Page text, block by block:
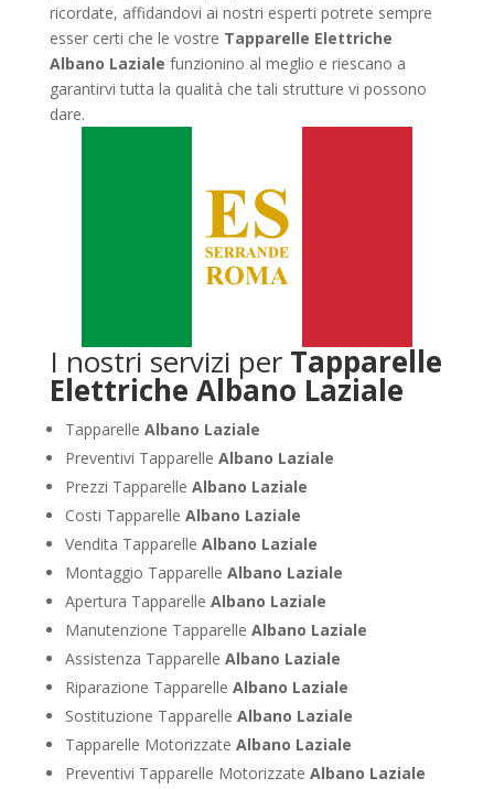
ricordate, affidandovi ai nostri esperti potrete sempre
esser certi che le vostre Tapparelle Elettriche
Albano Laziale funzionino al meglio e riescano a
garantirvi tutta la qualità che tali strutture vi possono
dare.
I nostri servizi per Tapparelle
Elettriche Albano Laziale
Tapparelle Albano Laziale
Preventivi Tapparelle Albano Laziale
Prezzi Tapparelle Albano Laziale
Costi Tapparelle Albano Laziale
Vendita Tapparelle Albano Laziale
Montaggio Tapparelle Albano Laziale
Apertura Tapparelle Albano Laziale
Manutenzione Tapparelle Albano Laziale
Assistenza Tapparelle Albano Laziale
Riparazione Tapparelle Albano Laziale
Sostituzione Tapparelle Albano Laziale
Tapparelle Motorizzate Albano Laziale
Preventivi Tapparelle Motorizzate Albano Laziale